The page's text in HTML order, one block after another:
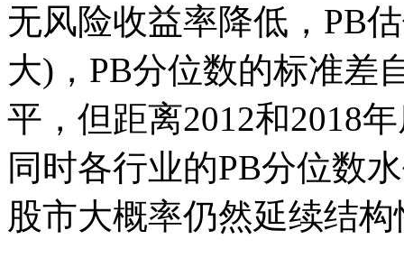
无风险收益率降低，PB
大)，PB分位数的标准差
平，但距离2012和2018
同时各行业的PB分位数
股市大概率仍然延续结